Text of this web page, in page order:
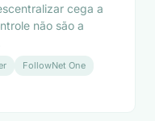
cega a
não são a
FollowNet One